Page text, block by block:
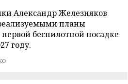
Александр Железняков
планы
беспилотной посадке
году.